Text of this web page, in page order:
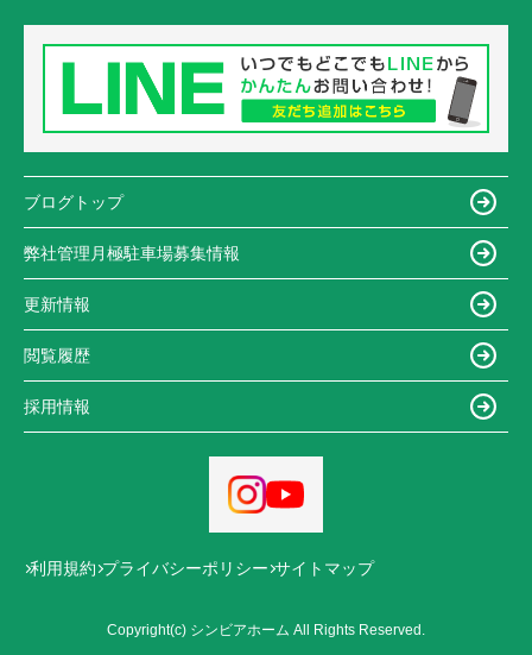
ブログトップ
弊社管理月極駐車場募集情報
更新情報
閲覧履歴
採用情報
利用規約 プライバシーポリシー サイトマップ
Copyright(c) シンビアホーム All Rights Reserved.